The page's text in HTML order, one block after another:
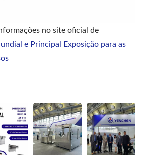
no site oficial de
e Principal Exposição para as